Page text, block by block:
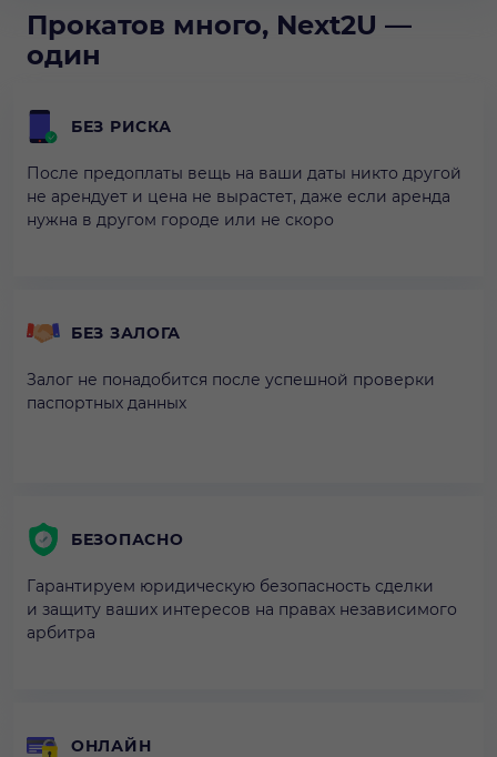
Прокатов много, Next2U —
один
БЕЗ РИСКА
После предоплаты вещь на ваши даты никто другой
не арендует и цена не вырастет, даже если аренда
нужна в другом городе или не скоро
БЕЗ ЗАЛОГА
Залог не понадобится после успешной проверки
паспортных данных
БЕЗОПАСНО
Гарантируем юридическую безопасность сделки
и защиту ваших интересов на правах независимого
арбитра
ОНЛАЙН